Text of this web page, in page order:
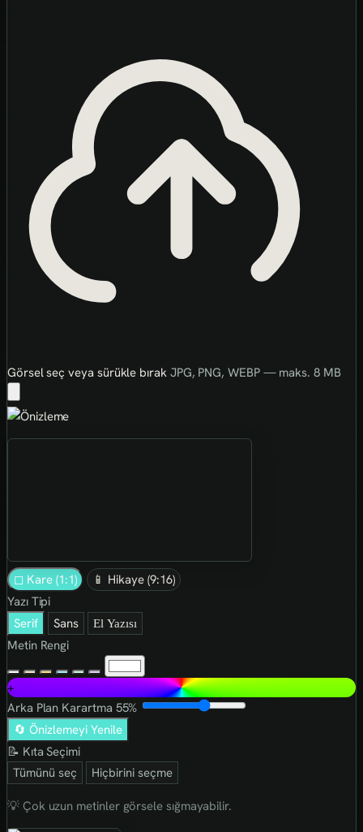
Görsel seç veya sürükle bırak JPG, PNG, WEBP — maks. 8 MB
◻ Kare (1:1)
📱 Hikaye (9:16)
Yazı Tipi
Serif
Sans El Yazısı
Metin Rengi
+
Arka Plan Karartma 55%
🔄 Önizlemeyi Yenile
📝 Kıta Seçimi
Tümünü seç
Hiçbirini seçme
💡 Çok uzun metinler görsele sığmayabilir.